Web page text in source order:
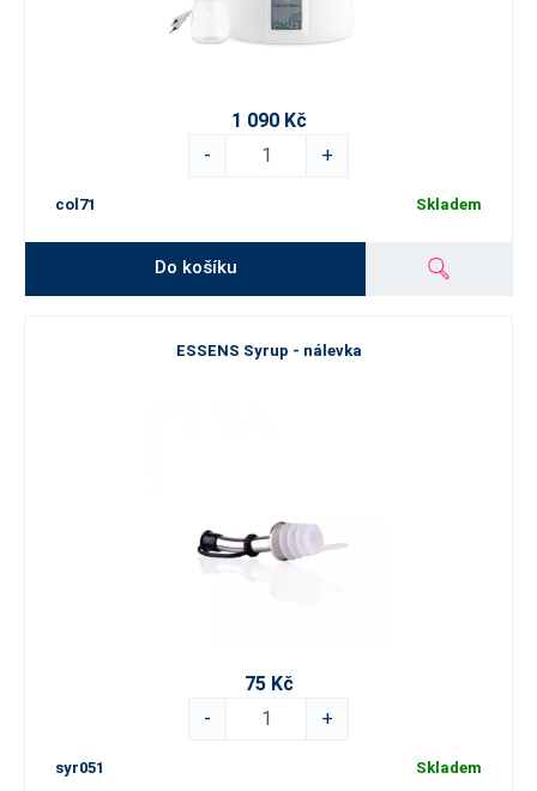
1 090 Kč
-
+
col71 Skladem
Do košíku
ESSENS Syrup - nálevka
75 Kč
-
+
syr051 Skladem